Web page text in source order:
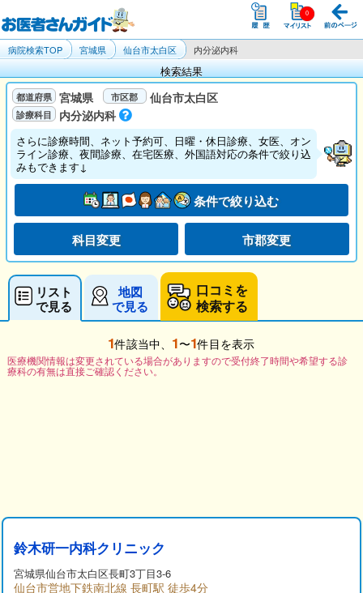
病院検索TOP 宮城県 仙台市太白区 内分泌内科
検索結果
宮城県
仙台市太白区
内分泌内科
さらに診療時間、ネット予約可、日曜・休日診療、女医、オン
ライン診療、夜間診療、在宅医療、外国語対応の条件で絞り込
みもできます↓
条件で絞り込む
科目変更 市郡変更
リスト
で見る
地図
で見る
口コミを
検索する
1件該当中、 1〜1件目を表示
医療機関情報は変更されている場合がありますので受付終了時間や希望する診
療科の有無は直接ご確認ください。
鈴木研一内科クリニック
宮城県仙台市太白区長町3丁目3-6
仙台市営地下鉄南北線 長町駅 徒歩4分